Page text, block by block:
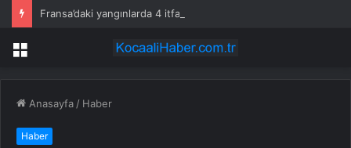
Fransa’daki yangınlarda 4 itfaiye eri hayatını kaybetti
Menü
Anasayfa / Haber
Haber